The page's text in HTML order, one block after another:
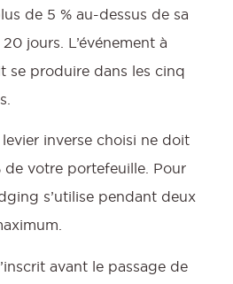
de 5 % au-dessus de sa
jours. L’événement à
se produire dans les cinq
inverse choisi ne doit
de votre portefeuille. Pour
s’utilise pendant deux
avant le passage de